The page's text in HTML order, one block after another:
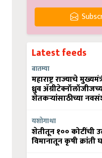
Latest feeds
बातम्या
महाराष्ट्र राज्याचे
ध्रुव
शेतकऱ्यांसाठीच्या
यशोगाथा
शेतीतून १०० कोटींची
विमानातून कृषी क्रांती